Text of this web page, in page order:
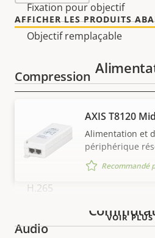
Fixation pour objectif
Objectif remplaçable
Compression
de la
propriété
Valeur de
la
propriété
H.264
H.265
Audio
AFFICHER LES PRODUITS
VOIR PLUS
AXIS T8120
Alimentation et
périphérique
Recommandé